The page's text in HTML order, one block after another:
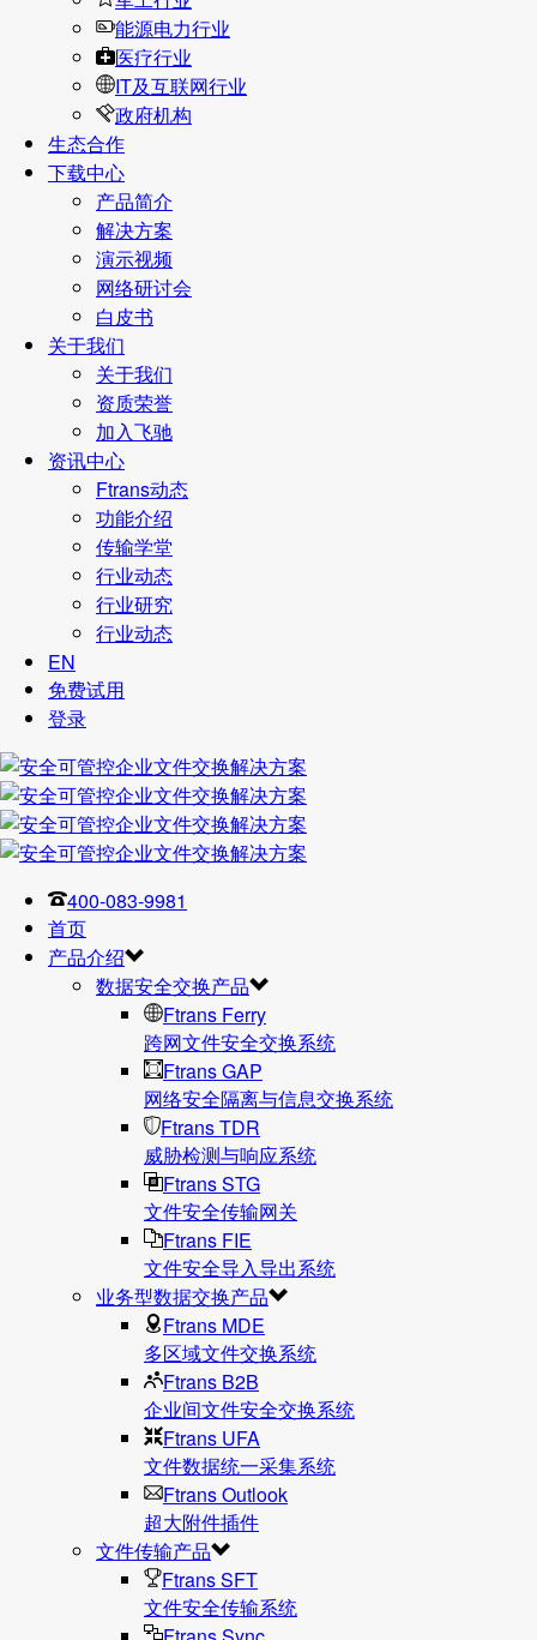
能源电力行业
医疗行业
IT及互联网行业
政府机构
生态合作
下载中心
产品简介
解决方案
演示视频
网络研讨会
白皮书
关于我们
关于我们
资质荣誉
加入飞驰
资讯中心
Ftrans动态
功能介绍
传输学堂
行业动态
行业研究
行业动态
EN
免费试用
登录
400-083-9981
首页
产品介绍
数据安全交换产品
Ftrans Ferry
跨网文件安全交换系统
Ftrans GAP
网络安全隔离与信息交换系统
Ftrans TDR
威胁检测与响应系统
Ftrans STG
文件安全传输网关
Ftrans FIE
文件安全导入导出系统
业务型数据交换产品
Ftrans MDE
多区域文件交换系统
Ftrans B2B
企业间文件安全交换系统
Ftrans UFA
文件数据统⼀采集系统
Ftrans Outlook
超大附件插件
文件传输产品
Ftrans SFT
文件安全传输系统